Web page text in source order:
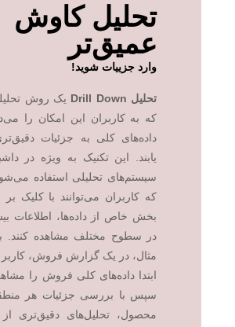
تحلیل کاوش
عمیق‌تر
وارد جزییات شوید!
تحلیل Drill Down
یک روش
که به کاربران این امکان را
داده‌های کلی به جزئیات
یابند. این تکنیک به ویژه در
سیستم‌های تحلیلی استفاده
که کاربران می‌توانند با کلیک
بخش خاص از داده‌ها، اطلاعات
در سطوح مختلف مشاهده کنند.
مثال، در یک گزارش فروش، کاربر
ابتدا داده‌های کلی فروش را
سپس با بررسی جزئیات هر
محصول، تحلیل‌های دقیق‌تری از